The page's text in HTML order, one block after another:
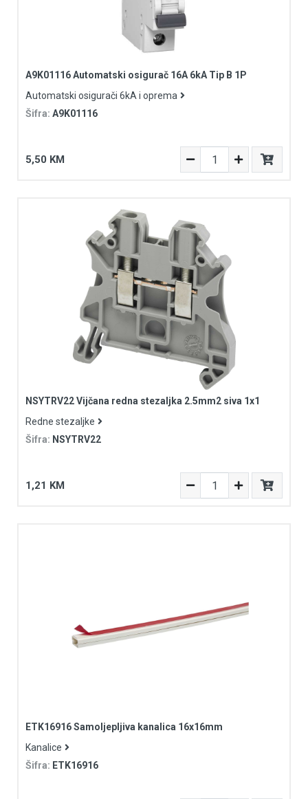
A9K01116 Automatski osigurač 16A 6kA Tip B 1P
Automatski osigurači 6kA i oprema
Šifra: A9K01116
5,50 KM
NSYTRV22 Vijčana redna stezaljka 2.5mm2 siva 1x1
Redne stezaljke
Šifra: NSYTRV22
1,21 KM
ETK16916 Samoljepljiva kanalica 16x16mm
Kanalice
Šifra: ETK16916